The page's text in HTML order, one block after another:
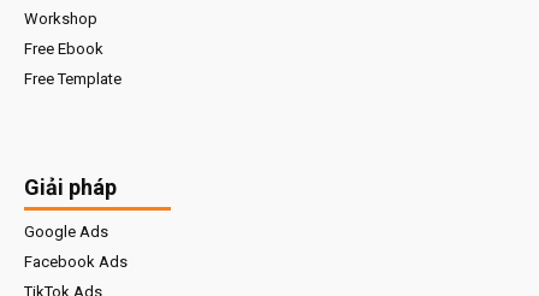
Workshop
Free Ebook
Free Template
Giải pháp
Google Ads
Facebook Ads
TikTok Ads